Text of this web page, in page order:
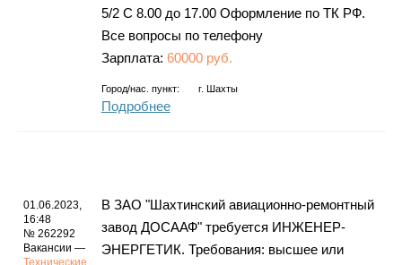
5/2 С 8.00 до 17.00 Оформление по ТК РФ.
Все вопросы по телефону
Зарплата: 60000 руб.
Город/нас. пункт: г. Шахты
Подробнее
01.06.2023,
16:48
№ 262292
Вакансии —
В ЗАО "Шахтинский авиационно-ремонтный
завод ДОСААФ" требуется ИНЖЕНЕР-
ЭНЕРГЕТИК. Требования: высшее или